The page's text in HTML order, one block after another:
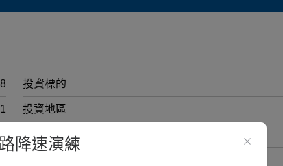
投資標的
投資地區
計價幣別
降速演練